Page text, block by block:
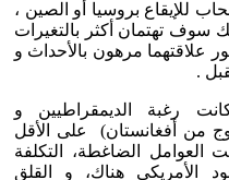
للإيقاع بروسيا أو الصين ،
سوف تهتمان أكثر بالتغيرات
علاقتهما مرهون بالأحداث و
.
رغبة الديمقراطيين و
من أفغانستان) على الأقل
العوامل الضاغطة، التكلفة
الأمريكي هناك، و القلق